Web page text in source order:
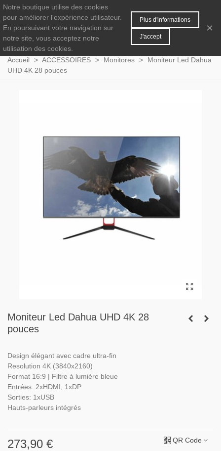
0 MENU
Accueil > ACCESSOIRES > Monitores >
Moniteur Led Dahua
UHD 4K 28 pouces
Moniteur Led Dahua UHD 4K 28
pouces
Design élégant avec cadre ultra-fin
Resolution 4K (3840x2160)
Format 16:9 | Filtre à lumière bleue
Entrées: 2xHDMI, 1xDP
Sorties: 1xUSB
Hauts-parleurs intégrés
273,90 € QR Code
Notre boutique utilise des cookies
pour améliorer l'expérience utilisateur.
En poursuivant votre navigation sur
notre site, vous acceptez notre
utilisation des cookies.
Plus d'informations
J'accept
×